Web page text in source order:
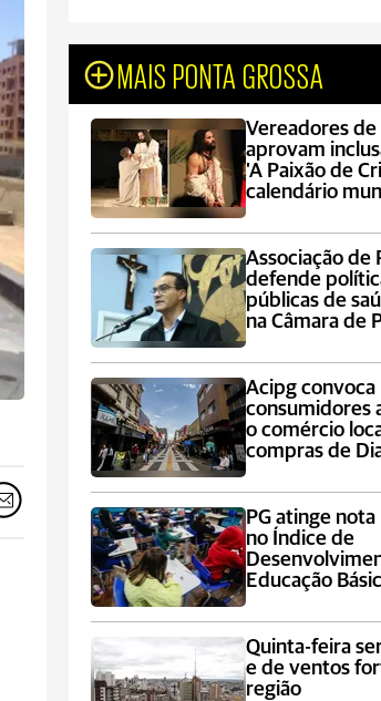
MAIS PONTA GROSSA
Vereadores de
aprovam
'A Paixão de
calendário
Associação de
defende
públicas de
na Câmara de
Acipg convoca
consumidores
o comércio
compras de
PG atinge
no Índice de
Educação
Quinta-feira
e de ventos
região